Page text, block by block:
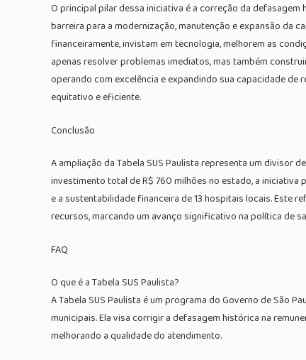
O principal pilar dessa iniciativa é a correção da
barreira para a modernização, manutenção e expansão da
financeiramente, invistam em tecnologia, melhorem as
apenas resolver problemas imediatos, mas também
operando com excelência e expandindo sua capacidade
equitativo e eficiente.
Conclusão
A ampliação da Tabela SUS Paulista representa um divisor
investimento total de R$ 760 milhões no estado, a
e a sustentabilidade financeira de 13 hospitais locais. Este
recursos, marcando um avanço significativo na política de
FAQ
O que é a Tabela SUS Paulista?
A Tabela SUS Paulista é um programa do Governo de São
municipais. Ela visa corrigir a defasagem histórica na
melhorando a qualidade do atendimento.